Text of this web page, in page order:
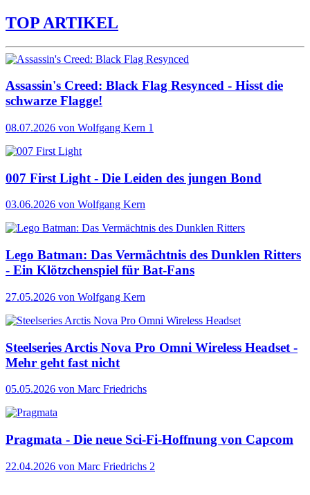
TOP ARTIKEL
Assassin's Creed: Black Flag Resynced - Hisst die
schwarze Flagge!
08.07.2026 von Wolfgang Kern 1
007 First Light - Die Leiden des jungen Bond
03.06.2026 von Wolfgang Kern
Lego Batman: Das Vermächtnis des Dunklen Ritters
- Ein Klötzchenspiel für Bat-Fans
27.05.2026 von Wolfgang Kern
Steelseries Arctis Nova Pro Omni Wireless Headset -
Mehr geht fast nicht
05.05.2026 von Marc Friedrichs
Pragmata - Die neue Sci-Fi-Hoffnung von Capcom
22.04.2026 von Marc Friedrichs 2